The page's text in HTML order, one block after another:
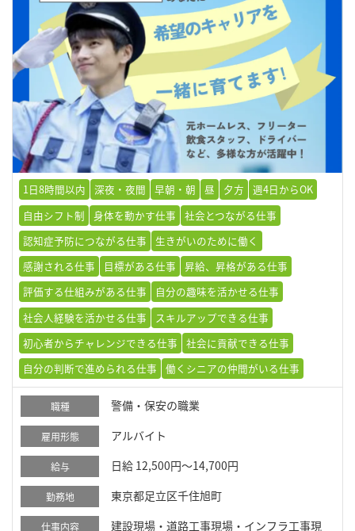
1日8時間以内 深夜・夜間 早朝・朝 昼 夕方
週4日からOK
自由シフト制
身体を動かす仕事
社会とつながる仕事
認知症予防につながる仕事
生きがいのために働く
感謝される仕事
目標がある仕事
昇給、昇格がある仕事
評価する仕組みがある仕事
自分の趣味を活かせる仕事
社会人経験を活かせる仕事
スキルアップできる仕事
初心者からチャレンジできる仕事
社会に貢献できる仕事
自分の判断で進められる仕事
働くシニアの仲間がいる仕事
職種 警備・保安の職業
雇用形態 アルバイト
給与 日給 12,500円～14,700円
勤務地 東京都足立区千住旭町
仕事内容 建設現場・道路工事現場・インフラ工事現